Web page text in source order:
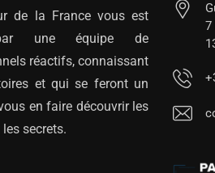
de la France vous est
une équipe de
réactifs, connaissant
et qui se feront un
en faire découvrir les
secrets.
7